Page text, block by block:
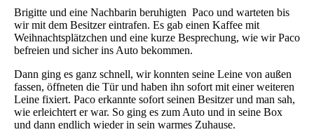
Brigitte und eine Nachbarin beruhigten Paco und warteten bis
wir mit dem Besitzer eintrafen. Es gab einen Kaffee mit
Weihnachtsplätzchen und eine kurze Besprechung, wie wir Paco
befreien und sicher ins Auto bekommen.
Dann ging es ganz schnell, wir konnten seine Leine von außen
fassen, öffneten die Tür und haben ihn sofort mit einer weiteren
Leine fixiert. Paco erkannte sofort seinen Besitzer und man sah,
wie erleichtert er war. So ging es zum Auto und in seine Box
und dann endlich wieder in sein warmes Zuhause.